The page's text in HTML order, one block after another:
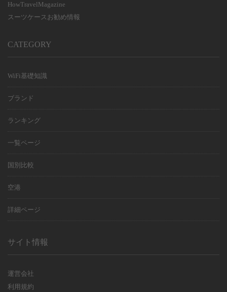
HowTravelMagazine
スーツケースお勧め情報
CATEGORY
WiFi基礎知識
ブランド
ランキング
一覧ページ
国別比較
空港
詳細ページ
サイト情報
運営会社
利用規約